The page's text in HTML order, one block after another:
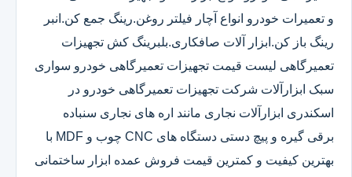
و تعمیرات خودرو انواع آچار فیلتر روغن.رینگ جمع کن.انبر
رینگ باز کن.ابزار آلات صافکاری.بلبرینگ کش تجهیزات
تعمیرگاهی لیست قیمت تجهیزات تعمیرگاهی خودرو سواری
سبک ابزارآلات شرکت تجهیزات تعمیرگاهی خودرو در
اسکندری ابزارآلات نجاری مانند اره های نجاری سنباده
برقی گیره و پیچ دستی دستگاه های CNC چوب و MDF با
بهترین کیفیت و کمترین قیمت فروش عمده ابزار ساختمانی